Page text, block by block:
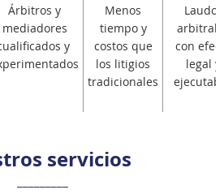
Árbitros y
mediadores
y
Menos
tiempo y
costos que
los litigios
tradicionales
Laudos
con
legal y
servicios